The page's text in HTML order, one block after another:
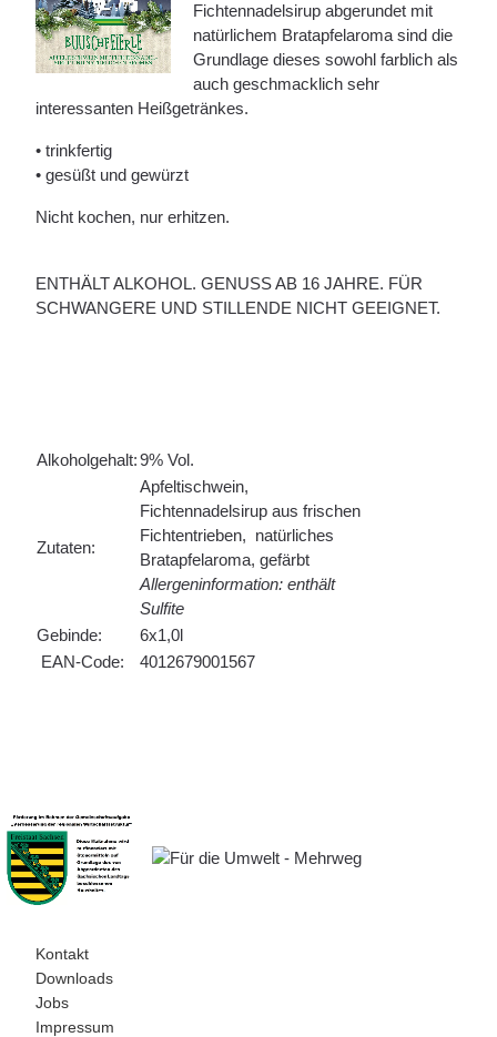
Fichtennadelsirup abgerundet mit
natürlichem Bratapfelaroma sind die
Grundlage dieses sowohl farblich als
auch geschmacklich sehr
interessanten Heißgetränkes.
• trinkfertig
• gesüßt und gewürzt
Nicht kochen, nur erhitzen.
ENTHÄLT ALKOHOL. GENUSS AB 16 JAHRE. FÜR
SCHWANGERE UND STILLENDE NICHT GEEIGNET.
Alkoholgehalt:9% Vol.
Zutaten:
Apfeltischwein,
Fichtennadelsirup aus frischen
Fichtentrieben, natürliches
Bratapfelaroma, gefärbt
Allergeninformation: enthält
Sulfite
Gebinde:
6x1,0l
EAN-Code:
4012679001567
Kontakt
Downloads
Jobs
Impressum